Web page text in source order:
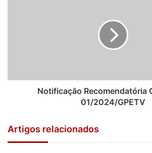
Notificação Recomendatória
01/2024/GPETV
Artigos relacionados